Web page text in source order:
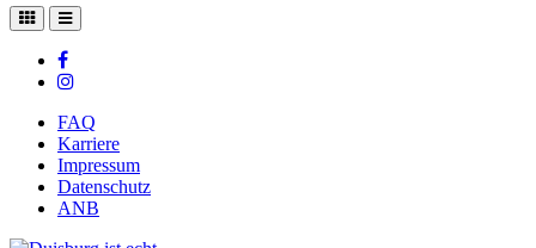
FAQ
Karriere
Impressum
Datenschutz
ANB